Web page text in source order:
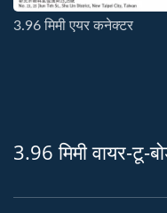
3.96 मिमी एयर कनेक्टर
3.96 मिमी वायर-टू-